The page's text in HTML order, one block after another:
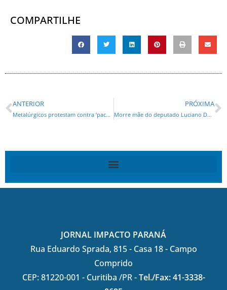
COMPARTILHE
ANTERIOR
Metalúrgicos protestam contra ‘pacote de maldades’ de Dilma
PRÓXIMA
Morre mãe do deputado Luciano Ducci
JORNAL IMPACTO PARANÁ
Rua Eduardo Sprada, 815 - Casa 18 - Campo
Comprido
CEP: 81220-001 - Curitiba /PR -Tel./Fax: 41-3338-